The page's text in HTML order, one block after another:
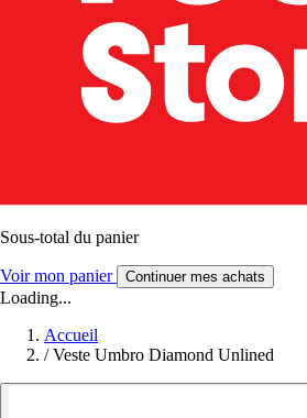
Sous-total du panier
Voir mon panier Continuer mes achats
Loading...
Accueil
/ Veste Umbro Diamond Unlined